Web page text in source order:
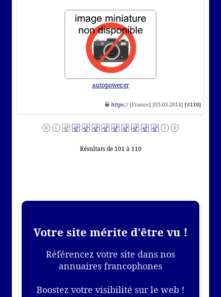
autopower.gr
https:// [France] [03-03-2014] [#110]
Résultats de 101 à 110
Votre site mérite d'être vu !
Référencez votre site dans nos
annuaires francophones
Boostez votre visibilité sur le web !